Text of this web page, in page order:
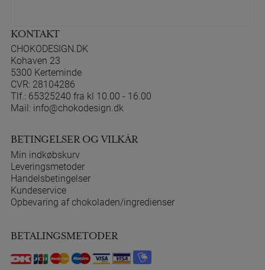
KONTAKT
CHOKODESIGN.DK
Kohaven 23
5300 Kerteminde
CVR: 28104286
Tlf.: 65325240 fra kl 10.00 - 16.00
Mail: info@chokodesign.dk
BETINGELSER OG VILKÅR
Min indkøbskurv
Leveringsmetoder
Handelsbetingelser
Kundeservice
Opbevaring af chokoladen/ingredienser
BETALINGSMETODER